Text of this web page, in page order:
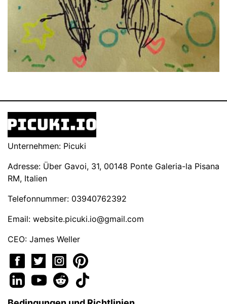
Unternehmen: Picuki
Adresse: Über Gavoi, 31, 00148 Ponte Galeria-la Pisana
RM, Italien
Telefonnummer: 03940762392
Email: website.picuki.io@gmail.com
CEO: James Weller